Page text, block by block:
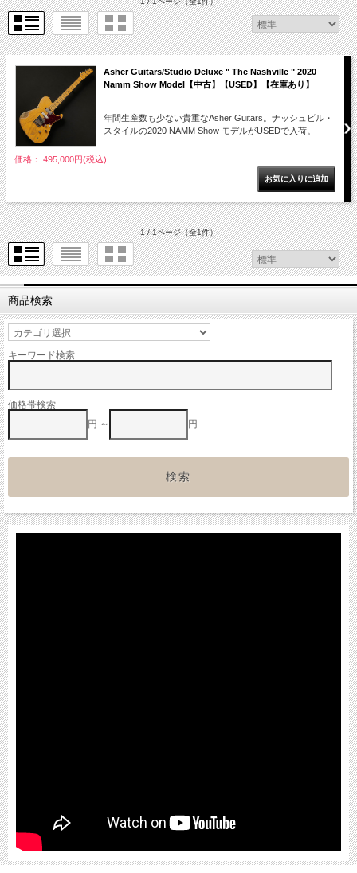
Asher Guitars/Studio Deluxe " The Nashville " 2020
Namm Show Model【中古】【USED】【在庫あり】
年間生産数も少ない貴重なAsher Guitars。ナッシュビル・
スタイルの2020 NAMM Show モデルがUSEDで入荷。
価格： 495,000円(税込)
1 / 1ページ（全1件）
商品検索
キーワード検索
価格帯検索
円 ～
円